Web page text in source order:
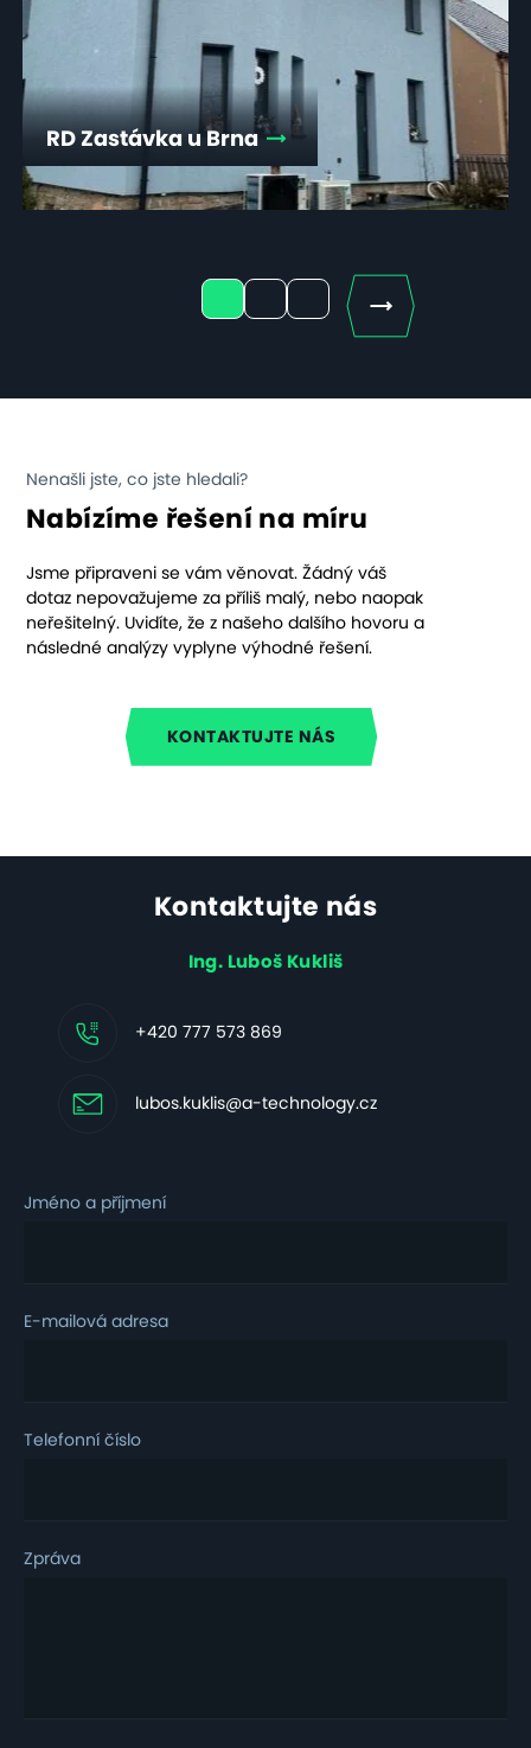
RD Zastávka u Brna
Next
Nenašli jste, co jste hledali?
Nabízíme řešení na míru
Jsme připraveni se vám věnovat. Žádný váš
dotaz nepovažujeme za příliš malý, nebo naopak
neřešitelný. Uvidíte, že z našeho dalšího hovoru a
následné analýzy vyplyne výhodné řešení.
KONTAKTUJTE NÁS
Kontaktujte nás
Ing. Luboš Kukliš
+420 777 573 869
lubos.kuklis@a-technology.cz
Jméno a příjmení
E-mailová adresa
Telefonní číslo
Zpráva